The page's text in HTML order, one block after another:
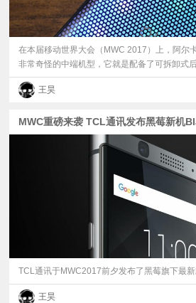
科
普
体
验
在本届移动世界大会（MWC 2017）上，阿尔
非常奇怪的中端机型，它就是配备了可拆卸式后
王昊
TCL通讯于MWC2017前夕发布了黑莓旗下最新
王昊